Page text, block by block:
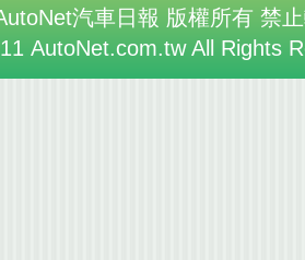
汽車日報 版權所有 禁
AutoNet.com.tw All Rights